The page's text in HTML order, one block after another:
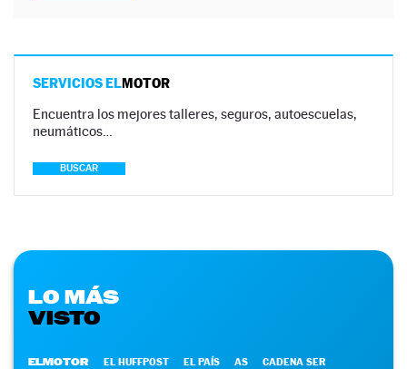
SERVICIOS ELMOTOR
Encuentra los mejores talleres, seguros, autoescuelas,
neumáticos…
BUSCAR
LO MÁS
VISTO
ELMOTOR EL HUFFPOST EL PAÍS AS CADENA SER